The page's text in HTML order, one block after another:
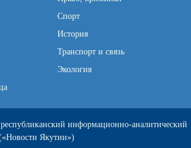
Спорт
История
Транспорт и связь
Экология
информационно-аналитический
Якутии»)